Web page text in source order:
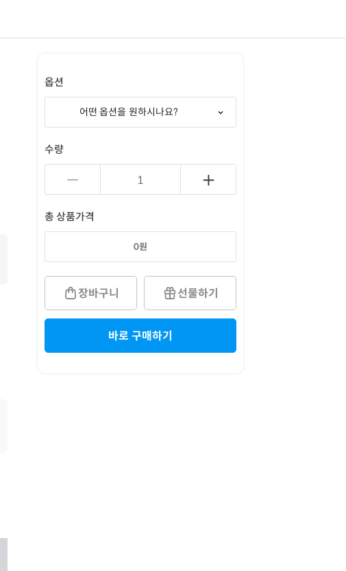
옵션
어떤 옵션을 원하시나요?
수량
총 상품가격
0원
장바구니 선물하기
바로 구매하기